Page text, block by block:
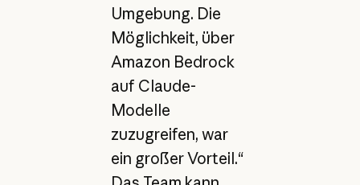
Umgebung. Die
Möglichkeit, über
Amazon Bedrock
auf Claude-
Modelle
zuzugreifen, war
ein großer Vorteil.“